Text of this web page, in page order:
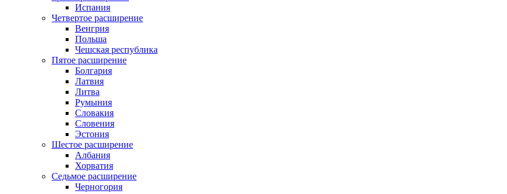
Испания
Четвертое расширение
Венгрия
Польша
Чешская республика
Пятое расширение
Болгария
Латвия
Литва
Румыния
Словакия
Словения
Эстония
Шестое расширение
Албания
Хорватия
Седьмое расширение
Черногория